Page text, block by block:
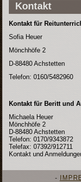
Kontakt
Kontakt für
Sofia Heuer
Mönchhöfe 2
D-88480 Achstetten
Telefon: 0160/5482960
Kontakt für Beritt und
Michaela Heuer
Mönchhöfe 2
D-88480 Achstetten
Telefon: 0170/9343872
Telefax: 07392/912711
Kontakt und
-